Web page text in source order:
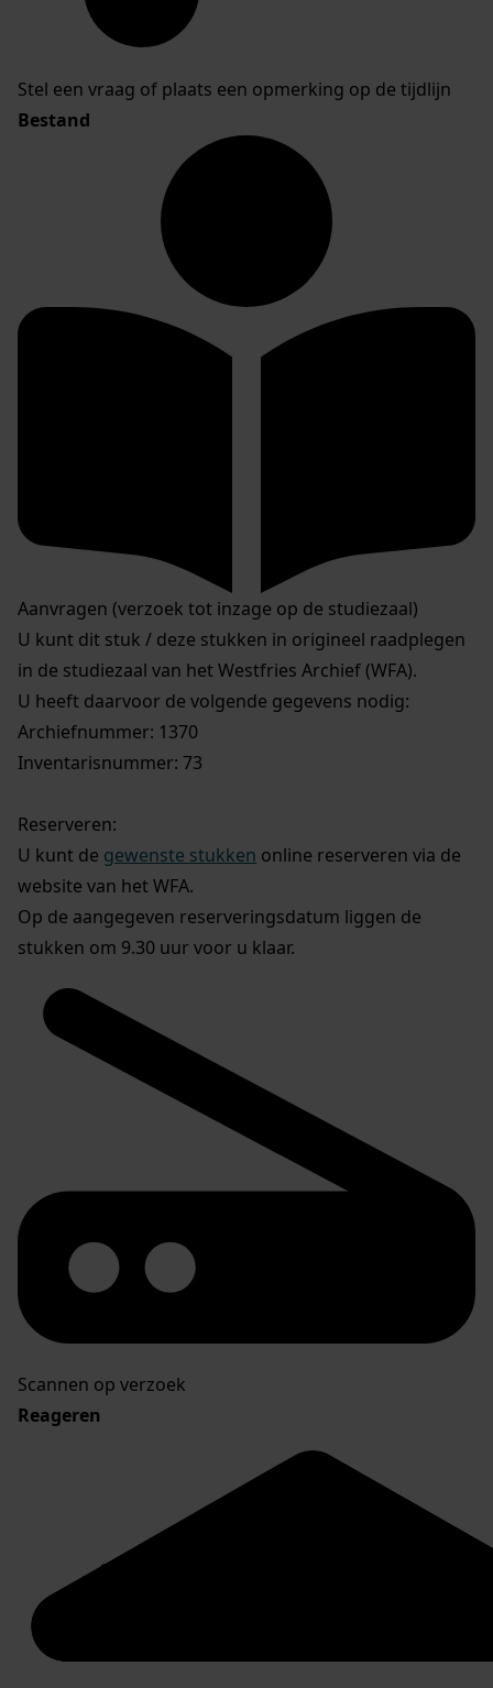
Stel een vraag of plaats een opmerking op de tijdlijn
Bestand
Aanvragen (verzoek tot inzage op de studiezaal)
U kunt dit stuk / deze stukken in origineel raadplegen
in de studiezaal van het Westfries Archief (WFA).
U heeft daarvoor de volgende gegevens nodig:
Archiefnummer: 1370
Inventarisnummer: 73
Reserveren:
U kunt de gewenste stukken online reserveren via de
website van het WFA.
Op de aangegeven reserveringsdatum liggen de
stukken om 9.30 uur voor u klaar.
Scannen op verzoek
Reageren